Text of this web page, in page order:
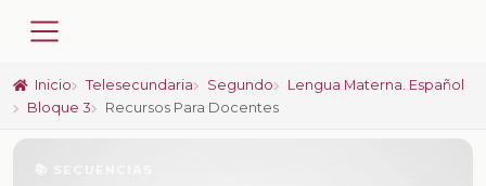
Inicio Telesecundaria Segundo
Lengua Materna. Español
Bloque 3
Recursos Para Docentes